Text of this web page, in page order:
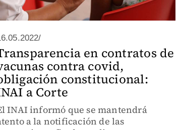
en contratos de
contra covid,
constitucional:
a Corte
INAI informó que se mantendrá
a la notificación de las